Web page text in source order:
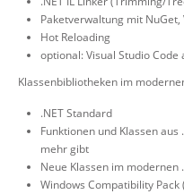
Paketverwaltung mit
Hot Reloading
optional: Visual Studio
Klassenbibliotheken im
.NET Standard
Funktionen und Klassen
mehr gibt
Neue Klassen im modernen
Windows Compatibility Pack